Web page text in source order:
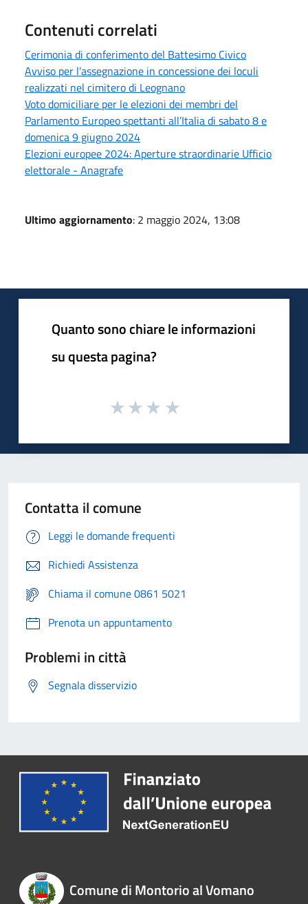
Contenuti correlati
Cerimonia di conferimento del Battesimo Civico
Avviso per l’assegnazione in concessione dei loculi
realizzati nel cimitero di Leognano
Voto domiciliare per le elezioni dei membri del
Parlamento Europeo spettanti all’Italia di sabato 8 e
domenica 9 giugno 2024
Elezioni europee 2024: Aperture straordinarie Ufficio
elettorale - Anagrafe
Ultimo aggiornamento: 2 maggio 2024, 13:08
Quanto sono chiare le informazioni
su questa pagina?
Contatta il comune
Leggi le domande frequenti
Richiedi Assistenza
Chiama il comune 0861 5021
Prenota un appuntamento
Problemi in città
Segnala disservizio
Comune di Montorio al Vomano